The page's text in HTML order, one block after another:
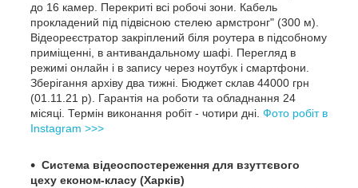
до 16 камер. Перекриті всі робочі зони. Кабель
прокладений під підвісною стелею армстронг" (300 м).
Відеореєстратор закріплений біля роутера в підсобному
приміщенні, в антивандальному шафі. Перегляд в
режимі онлайн і в запису через ноутбук і смартфони.
Зберігання архіву два тижні. Бюджет склав 44000 грн
(01.11.21 р). Гарантія на роботи та обладнання 24
місяці. Термін виконання робіт - чотири дні. Фото робіт в
Instagram >>>
Система відеоспостереження для взуттєвого
цеху економ-класу (Харків)